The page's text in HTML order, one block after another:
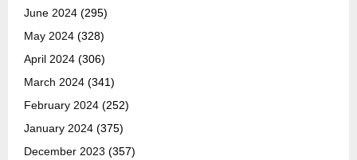
June 2024 (295)
May 2024 (328)
April 2024 (306)
March 2024 (341)
February 2024 (252)
January 2024 (375)
December 2023 (357)